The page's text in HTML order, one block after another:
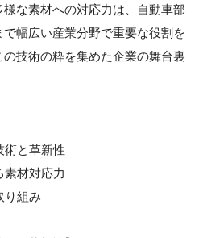
な素材への対応力は、自動車部
幅広い産業分野で重要な役割を
技術の粋を集めた企業の舞台裏
術と革新性
素材対応力
り組み